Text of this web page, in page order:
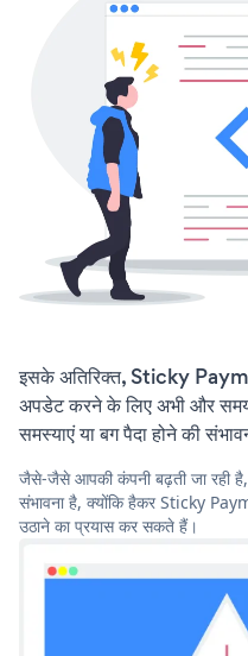
इसके अतिरिक्त, Sticky
अपडेट करने के लिए अभी और
समस्याएं या बग पैदा होने की
जैसे-जैसे आपकी कंपनी बढ़ती जा रही
संभावना है, क्योंकि हैकर Sticky
उठाने का प्रयास कर सकते हैं।